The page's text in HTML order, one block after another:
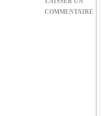
COMMENTAIRE